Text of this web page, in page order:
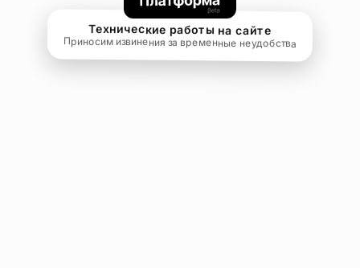
Технические работы на сайте
Приносим извинения за временные неудобства